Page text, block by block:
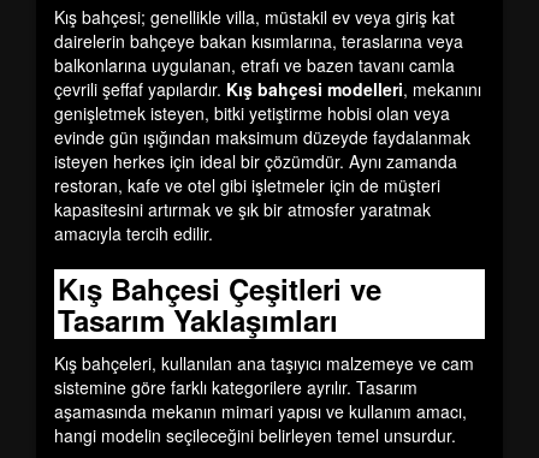
Kış bahçesi; genellikle villa, müstakil ev veya giriş kat
dairelerin bahçeye bakan kısımlarına, teraslarına veya
balkonlarına uygulanan, etrafı ve bazen tavanı camla
çevrili şeffaf yapılardır. Kış bahçesi modelleri, mekanını
genişletmek isteyen, bitki yetiştirme hobisi olan veya
evinde gün ışığından maksimum düzeyde faydalanmak
isteyen herkes için ideal bir çözümdür. Aynı zamanda
restoran, kafe ve otel gibi işletmeler için de müşteri
kapasitesini artırmak ve şık bir atmosfer yaratmak
amacıyla tercih edilir.
Kış Bahçesi Çeşitleri ve
Tasarım Yaklaşımları
Kış bahçeleri, kullanılan ana taşıyıcı malzemeye ve cam
sistemine göre farklı kategorilere ayrılır. Tasarım
aşamasında mekanın mimari yapısı ve kullanım amacı,
hangi modelin seçileceğini belirleyen temel unsurdur.